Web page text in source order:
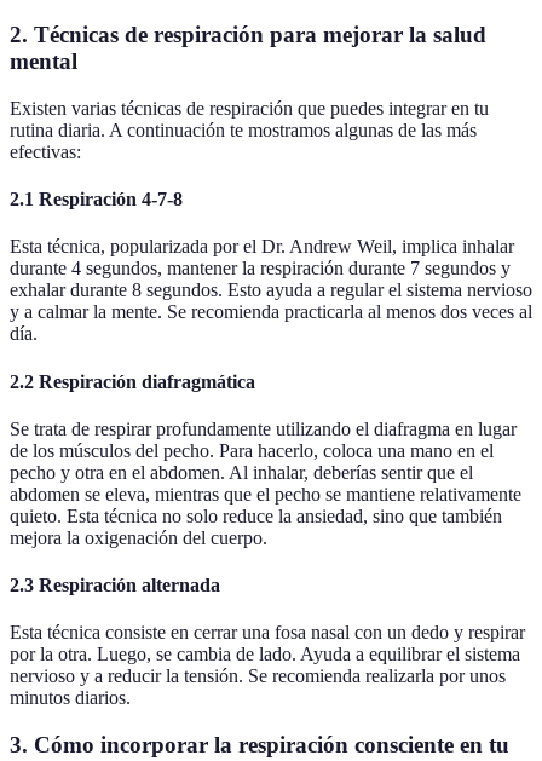
2. Técnicas de respiración para mejorar la salud
mental
Existen varias técnicas de respiración que puedes integrar en tu
rutina diaria. A continuación te mostramos algunas de las más
efectivas:
2.1 Respiración 4-7-8
Esta técnica, popularizada por el Dr. Andrew Weil, implica inhalar
durante 4 segundos, mantener la respiración durante 7 segundos y
exhalar durante 8 segundos. Esto ayuda a regular el sistema nervioso
y a calmar la mente. Se recomienda practicarla al menos dos veces al
día.
2.2 Respiración diafragmática
Se trata de respirar profundamente utilizando el diafragma en lugar
de los músculos del pecho. Para hacerlo, coloca una mano en el
pecho y otra en el abdomen. Al inhalar, deberías sentir que el
abdomen se eleva, mientras que el pecho se mantiene relativamente
quieto. Esta técnica no solo reduce la ansiedad, sino que también
mejora la oxigenación del cuerpo.
2.3 Respiración alternada
Esta técnica consiste en cerrar una fosa nasal con un dedo y respirar
por la otra. Luego, se cambia de lado. Ayuda a equilibrar el sistema
nervioso y a reducir la tensión. Se recomienda realizarla por unos
minutos diarios.
3. Cómo incorporar la respiración consciente en tu